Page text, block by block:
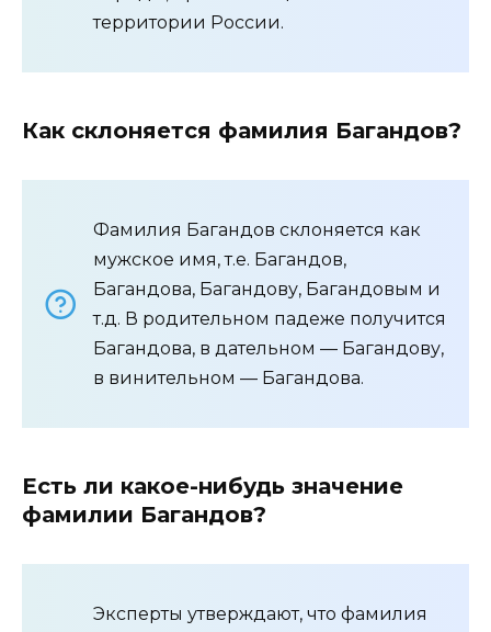
территории России.
Как склоняется фамилия Багандов?
Фамилия Багандов склоняется как
мужское имя, т.е. Багандов,
Багандова, Багандову, Багандовым и
т.д. В родительном падеже получится
Багандова, в дательном — Багандову,
в винительном — Багандова.
Есть ли какое-нибудь значение
фамилии Багандов?
Эксперты утверждают, что фамилия